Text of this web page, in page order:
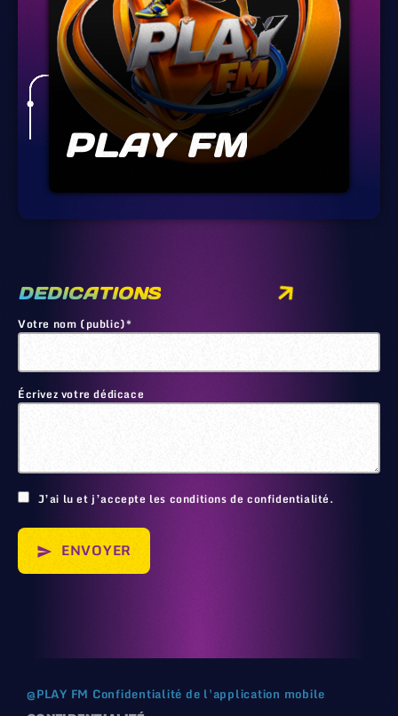
PLAY FM
DEDICATIONS
Votre nom (public)*
Écrivez votre dédicace
J’ai lu et j’accepte les conditions de confidentialité.
send ENVOYER
@PLAY FM Confidentialité de l'application mobile